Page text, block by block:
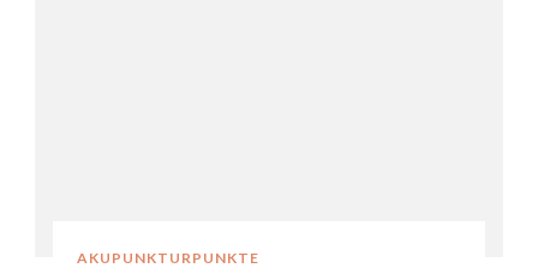
AKUPUNKTURPUNKTE